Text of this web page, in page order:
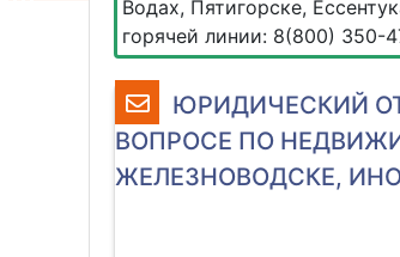
Водах, Пятигорске,
горячей линии: 8(800) 350-
ЮРИДИЧЕСКИЙ
ВОПРОСЕ ПО
ЖЕЛЕЗНОВОДСКЕ,